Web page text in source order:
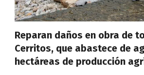
Reparan daños en obra de
Cerritos, que abastece de
hectáreas de producción